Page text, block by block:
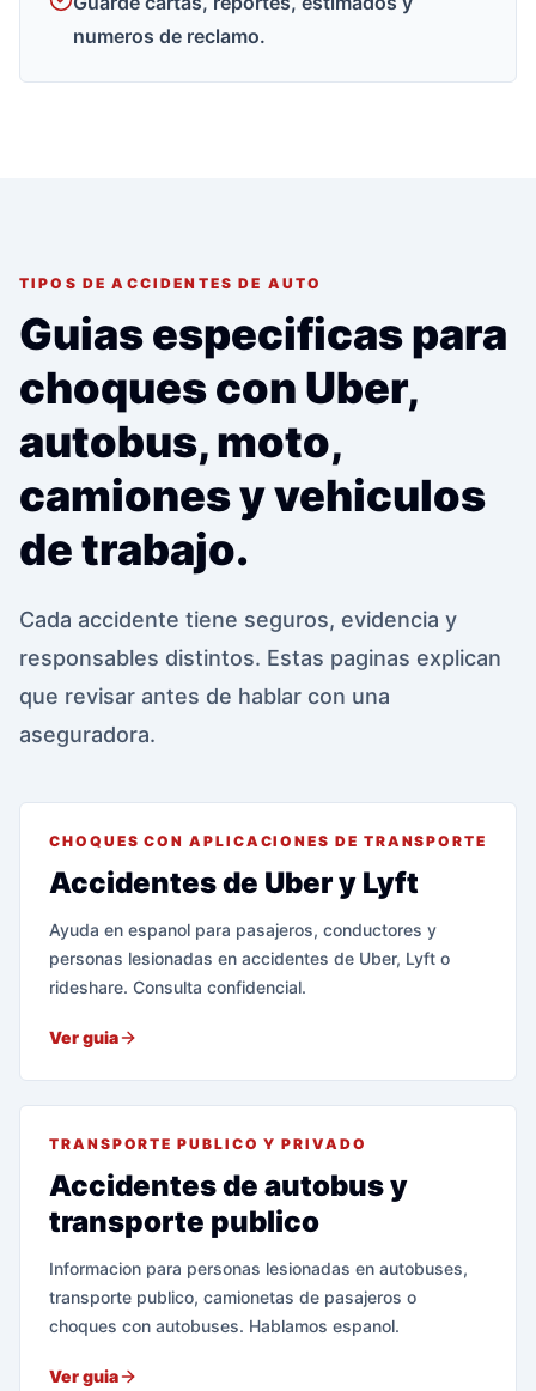
numeros de reclamo.
TIPOS DE ACCIDENTES DE AUTO
Guias especificas para
choques con Uber,
autobus, moto,
camiones y vehiculos
de trabajo.
Cada accidente tiene seguros, evidencia y
responsables distintos. Estas paginas explican
que revisar antes de hablar con una
aseguradora.
CHOQUES CON APLICACIONES DE TRANSPORTE
Accidentes de Uber y Lyft
Ayuda en espanol para pasajeros, conductores y
personas lesionadas en accidentes de Uber, Lyft o
rideshare. Consulta confidencial.
Ver guia
TRANSPORTE PUBLICO Y PRIVADO
Accidentes de autobus y
transporte publico
Informacion para personas lesionadas en autobuses,
transporte publico, camionetas de pasajeros o
choques con autobuses. Hablamos espanol.
Ver guia